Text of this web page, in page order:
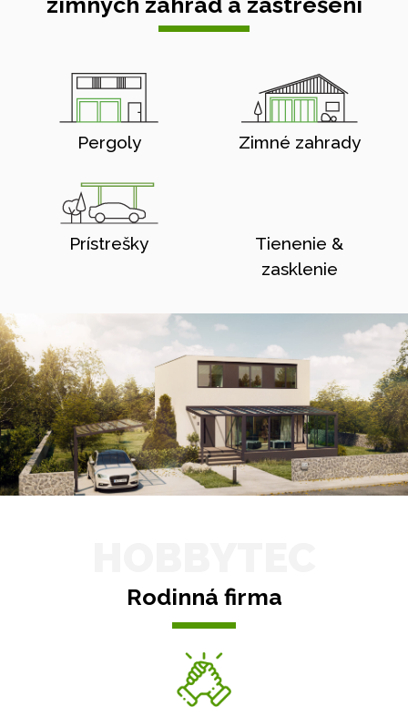
Pergoly Zimné zahrady
Prístrešky
Tienenie &
zasklenie
Rodinná firma